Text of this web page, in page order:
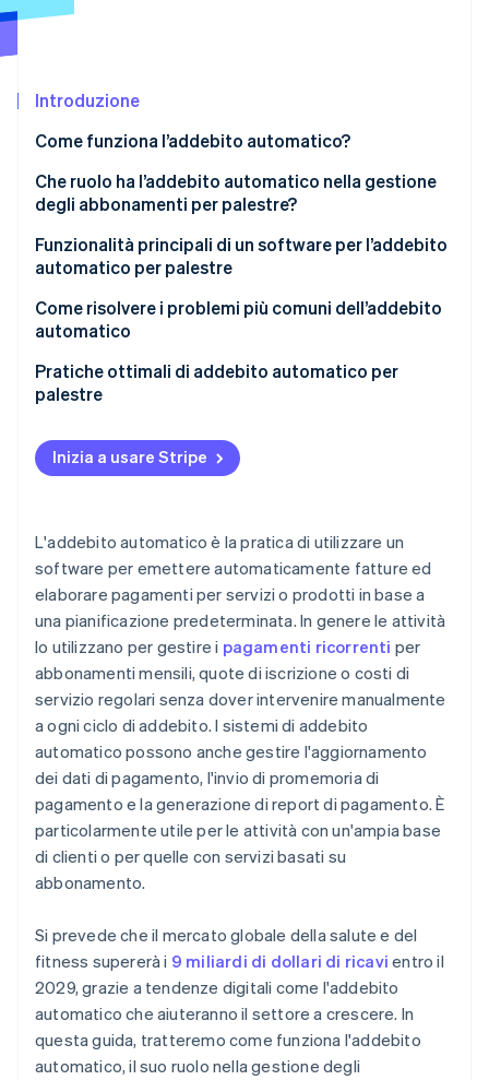
Scopri cosa ti aspetta
Atlas
Climate
Rimozione del carbonio
Identity
Scopri come Stripe sta costruendo l'infrastruttura
Guarda ora
Introduzione
Come funziona l’addebito automatico?
Che ruolo ha l’addebito automatico nella gestione
degli abbonamenti per palestre?
Funzionalità principali di un software per l’addebito
automatico per palestre
Gestione degli abbonamenti alle palestre
Monitoraggio delle presenze
Integrazione POS
Marketing e comunicazione
Gestione delle relazioni con i clienti (CRM)
App mobile
Altre integrazioni
Come risolvere i problemi più comuni dell’addebito
automatico
Pagamenti non riusciti
Fatture errate
Contestazioni dei clienti
Problemi di sicurezza
Pratiche ottimali di addebito automatico per
palestre
Selezione del software
Comunicazioni al cliente
Gestione degli errori
Miglioramento continuo
Inizia a usare Stripe
L'addebito automatico è la pratica di utilizzare un
software per emettere automaticamente fatture ed
elaborare pagamenti per servizi o prodotti in base a
una pianificazione predeterminata. In genere le attività
lo utilizzano per gestire i pagamenti ricorrenti per
abbonamenti mensili, quote di iscrizione o costi di
servizio regolari senza dover intervenire manualmente
a ogni ciclo di addebito. I sistemi di addebito
automatico possono anche gestire l'aggiornamento
dei dati di pagamento, l'invio di promemoria di
pagamento e la generazione di report di pagamento. È
particolarmente utile per le attività con un'ampia base
di clienti o per quelle con servizi basati su
abbonamento.
Si prevede che il mercato globale della salute e del
fitness supererà i 9 miliardi di dollari di ricavi entro il
2029, grazie a tendenze digitali come l'addebito
automatico che aiuteranno il settore a crescere. In
questa guida, tratteremo come funziona l'addebito
automatico, il suo ruolo nella gestione degli